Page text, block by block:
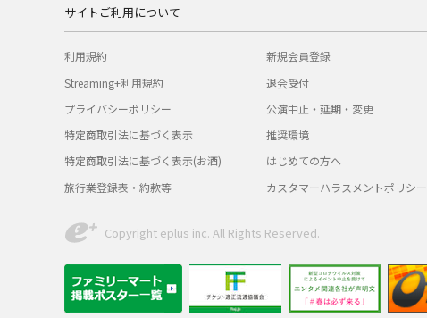
サイトご利用について
利用規約
Streaming+利用規約
プライバシーポリシー
特定商取引法に基づく表示
特定商取引法に基づく表示(お酒)
旅行業登録表・約款等
新規会員登録
退会受付
公演中止・延期・変更
推奨環境
はじめての方へ
カスタマーハラスメントポリシー
Copyright eplus inc. All Rights Reserved.